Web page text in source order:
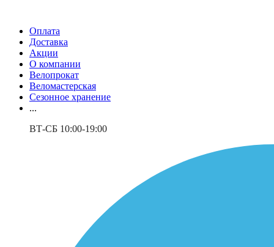
Оплата
Доставка
Акции
О компании
Велопрокат
Веломастерская
Сезонное хранение
...
ВТ-СБ 10:00-19:00